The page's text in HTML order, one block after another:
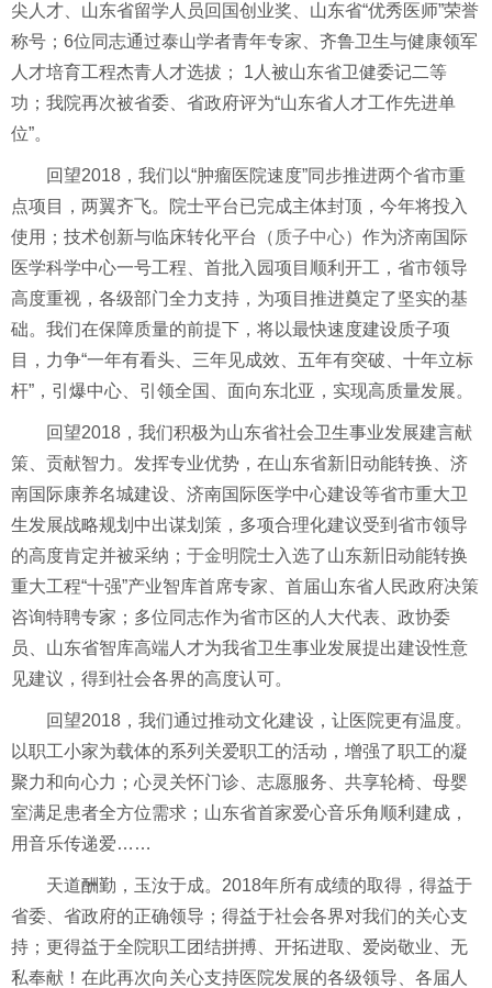
尖人才、山东省留学人员回国创业奖、山东省“优秀医师”荣誉
称号；6位同志通过泰山学者青年专家、齐鲁卫生与健康领军
人才培育工程杰青人才选拔； 1人被山东省卫健委记二等
功；我院再次被省委、省政府评为“山东省人才工作先进单
位”。
回望2018，我们以“肿瘤医院速度”同步推进两个省市重
点项目，两翼齐飞。院士平台已完成主体封顶，今年将投入
使用；技术创新与临床转化平台（ 质子中心）作为济南国际
医学科学中心一号工程、首批入园项目顺利开工，省市领导
高度重视，各级部门全力支持，为项目推进奠定了坚实的基
础。我们在保障质量的前提下，将以最快速度建设质子项
目，力争“一年有看头、三年见成效、五年有突破、十年立标
杆”，引爆中心、引领全国、面向东北亚，实现高质量发展。
回望2018，我们积极为山东省社会卫生事业发展建言献
策、贡献智力。发挥专业优势，在山东省新旧动能转换、济
南国际康养名城建设、济南国际医学中心建设等省市重大卫
生发展战略规划中出谋划策，多项合理化建议受到省市领导
的高度肯定并被采纳； 于金明 院士入选了山东新旧动能转换
重大工程“十强”产业智库首席专家、首届山东省人民政府决策
咨询特聘专家；多位同志作为省市区的人大代表、政协委
员、山东省智库高端人才为我省卫生事业发展提出建设性意
见建议，得到社会各界的高度认可。
回望2018，我们通过推动文化建设，让医院更有温度。
以职工小家为载体的系列关爱职工的活动，增强了职工的凝
聚力和向心力；心灵关怀门诊、志愿服务、共享轮椅、母婴
室满足患者全方位需求；山东省首家爱心音乐角顺利建成，
用音乐传递爱……
天道酬勤，玉汝于成。2018年所有成绩的取得，得益于
省委、省政府的正确领导；得益于社会各界对我们的关心支
持；更得益于全院职工团结拼搏、开拓进取、爱岗敬业、无
私奉献！在此再次向关心支持医院发展的各级领导、各届人